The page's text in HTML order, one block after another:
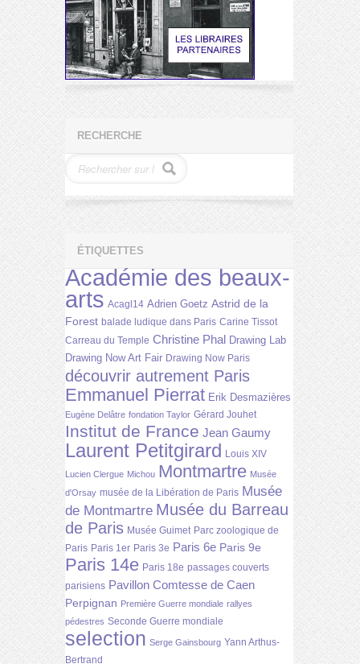
RECHERCHE
ÉTIQUETTES
Académie des beaux-
arts Acagl14 Adrien Goetz Astrid de la
Forest balade ludique dans Paris Carine Tissot
Carreau du Temple Christine Phal Drawing Lab
Drawing Now Art Fair Drawing Now Paris
découvrir autrement Paris
Emmanuel Pierrat Erik Desmazières
Eugène Delâtre fondation Taylor Gérard Jouhet
Institut de France Jean Gaumy
Laurent Petitgirard Louis XIV
Lucien Clergue Michou Montmartre Musée
d'Orsay musée de la Libération de Paris Musée
de Montmartre Musée du Barreau
de Paris Musée Guimet Parc zoologique de
Paris Paris 1er Paris 3e Paris 6e Paris 9e
Paris 14e Paris 18e passages couverts
parisiens Pavillon Comtesse de Caen
Perpignan Première Guerre mondiale rallyes
pédestres Seconde Guerre mondiale
selection Serge Gainsbourg Yann Arthus-
Bertrand